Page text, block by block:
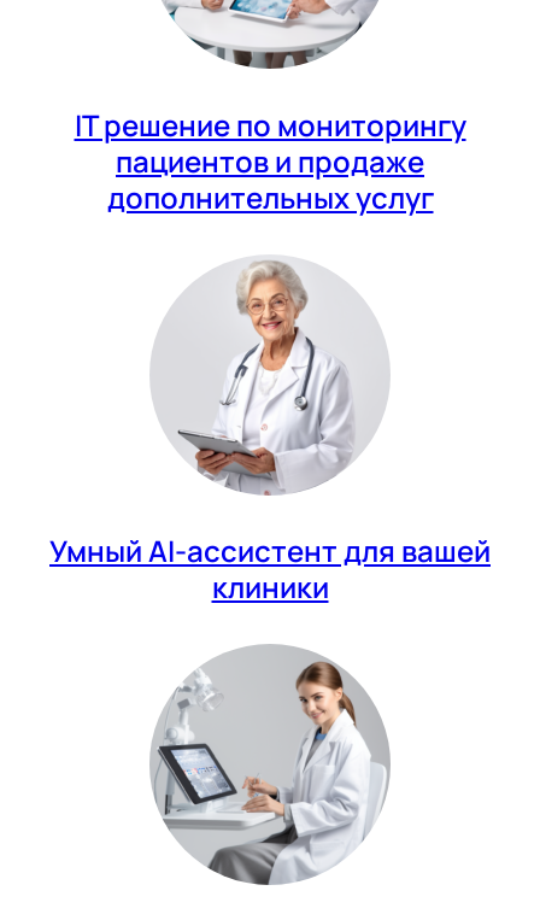
IT решение по мониторингу
пациентов и продаже
дополнительных услуг
Умный AI-ассистент для вашей
клиники